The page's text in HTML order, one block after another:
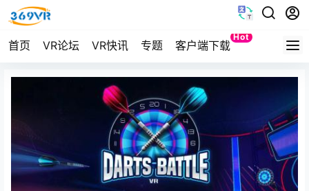
首页 VR论坛 VR快讯 专题 客户端下载
Hot
Quest